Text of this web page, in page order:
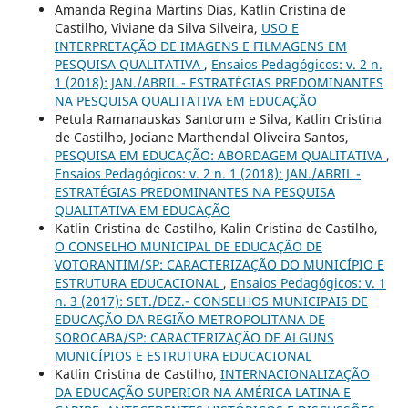
Amanda Regina Martins Dias, Katlin Cristina de
Castilho, Viviane da Silva Silveira, USO E
INTERPRETAÇÃO DE IMAGENS E FILMAGENS EM
PESQUISA QUALITATIVA , Ensaios Pedagógicos: v. 2 n.
1 (2018): JAN./ABRIL - ESTRATÉGIAS PREDOMINANTES
NA PESQUISA QUALITATIVA EM EDUCAÇÃO
Petula Ramanauskas Santorum e Silva, Katlin Cristina
de Castilho, Jociane Marthendal Oliveira Santos,
PESQUISA EM EDUCAÇÃO: ABORDAGEM QUALITATIVA ,
Ensaios Pedagógicos: v. 2 n. 1 (2018): JAN./ABRIL -
ESTRATÉGIAS PREDOMINANTES NA PESQUISA
QUALITATIVA EM EDUCAÇÃO
Katlin Cristina de Castilho, Kalin Cristina de Castilho,
O CONSELHO MUNICIPAL DE EDUCAÇÃO DE
VOTORANTIM/SP: CARACTERIZAÇÃO DO MUNICÍPIO E
ESTRUTURA EDUCACIONAL , Ensaios Pedagógicos: v. 1
n. 3 (2017): SET./DEZ.- CONSELHOS MUNICIPAIS DE
EDUCAÇÃO DA REGIÃO METROPOLITANA DE
SOROCABA/SP: CARACTERIZAÇÃO DE ALGUNS
MUNICÍPIOS E ESTRUTURA EDUCACIONAL
Katlin Cristina de Castilho, INTERNACIONALIZAÇÃO
DA EDUCAÇÃO SUPERIOR NA AMÉRICA LATINA E